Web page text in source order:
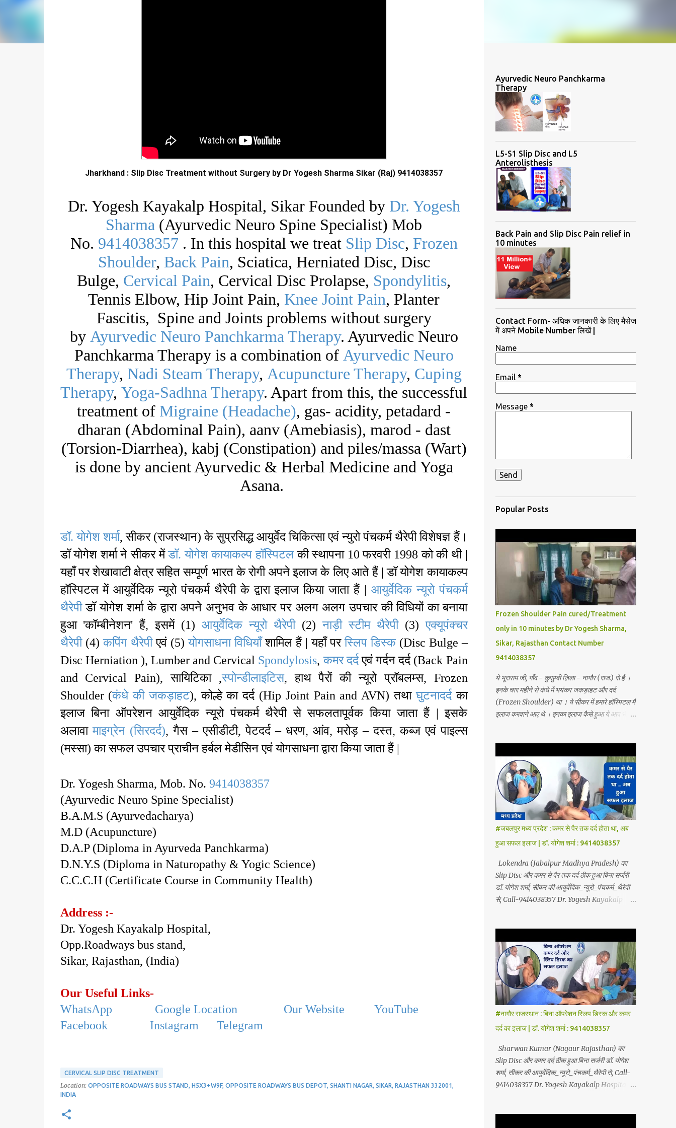
Jharkhand : Slip Disc Treatment without Surgery by Dr Yogesh Sharma Sikar (Raj) 9414038357
Dr. Yogesh Kayakalp Hospital, Sikar Founded by Dr. Yogesh
Sharma (Ayurvedic Neuro Spine Specialist) Mob
No. 9414038357 . In this hospital we treat Slip Disc, Frozen
Shoulder, Back Pain, Sciatica, Herniated Disc, Disc
Bulge, Cervical Pain, Cervical Disc Prolapse, Spondylitis,
Tennis Elbow, Hip Joint Pain, Knee Joint Pain, Planter
Fascitis, Spine and Joints problems without surgery
by Ayurvedic Neuro Panchkarma Therapy. Ayurvedic Neuro
Panchkarma Therapy is a combination of Ayurvedic Neuro
Therapy, Nadi Steam Therapy, Acupuncture Therapy, Cuping
Therapy, Yoga-Sadhna Therapy. Apart from this, the successful
treatment of Migraine (Headache), gas- acidity, petadard -
dharan (Abdominal Pain), aanv (Amebiasis), marod - dast
(Torsion-Diarrhea), kabj (Constipation) and piles/massa (Wart)
is done by ancient Ayurvedic & Herbal Medicine and Yoga
Asana.
डॉ. योगेश शर्मा, सीकर (राजस्थान) के सुप्रसिद्ध आयुर्वेद चिकित्सा एवं न्युरो पंचकर्म थैरेपी विशेषज्ञ हैं।
डॉ योगेश शर्मा ने सीकर मेंडॉ. योगेश कायाकल्प हॉस्पिटल की स्थापना 10 फरवरी 1998 को की थी |
यहाँ पर शेखावाटी क्षेत्र सहित सम्पूर्ण भारत के रोगी अपने इलाज के लिए आते हैं | डॉ योगेश कायाकल्प
हॉस्पिटल में आयुर्वेदिक न्यूरो पंचकर्म थैरेपी के द्वारा इलाज किया जाता हैं | आयुर्वेदिक न्यूरो पंचकर्म
थैरेपीडॉ योगेश शर्मा के द्वारा अपने अनुभव के आधार पर अलग अलग उपचार की विधियों का बनाया
हुआ 'कॉम्बीनेशन' हैं, इसमें (1)आयुर्वेदिक न्यूरो थैरेपी(2)नाड़ी स्टीम थैरेपी(3)एक्यूपंक्चर
थैरेपी(4)कपिंग थैरेपीएवं (5)योगसाधना विधियाँशामिल हैं | यहाँ परस्लिप डिस्क(Disc Bulge –
Disc Herniation ), Lumber and Cervical Spondylosis,कमरदर्द एवं गर्दन दर्द (Back Pain
and Cervical Pain), सायिटिका ,स्पोन्डीलाइटिस, हाथ पैरों की न्यूरो प्रॉबलम्स, Frozen
Shoulder (कंधे की जकड़ाहट), कोल्हे का दर्द (Hip Joint Pain and AVN) तथाघुटनादर्दका
इलाज बिना ऑपरेशन आयुर्वेदिक न्यूरो पंचकर्म थैरेपी से सफलतापूर्वक किया जाता हैं | इसके
अलावामाइग्रेन (सिरदर्द), गैस – एसीडीटी, पेटदर्द – धरण, आंव, मरोड़ – दस्त, कब्ज एवं पाइल्स
(मस्सा) का सफल उपचार प्राचीन हर्बल मेडीसिन एवं योगसाधना द्वारा किया जाता हैं |
Dr. Yogesh Sharma, Mob. No. 9414038357
(Ayurvedic Neuro Spine Specialist)
B.A.M.S (Ayurvedacharya)
M.D (Acupuncture)
D.A.P (Diploma in Ayurveda Panchkarma)
D.N.Y.S (Diploma in Naturopathy & Yogic Science)
C.C.C.H (Certificate Course in Community Health)
Address :-
Dr. Yogesh Kayakalp Hospital,
Opp.Roadways bus stand,
Sikar, Rajasthan, (India)
Our Useful Links-
WhatsApp
Google Location Our Website
YouTube
Facebook
Instagram Telegram
CERVICAL SLIP DISC TREATMENT
Location: OPPOSITE ROADWAYS BUS STAND, H5X3+W9F, OPPOSITE ROADWAYS BUS DEPOT, SHANTI NAGAR, SIKAR, RAJASTHAN 332001,
INDIA
Ayurvedic Neuro Panchkarma
Therapy
L5-S1 Slip Disc and L5
Anterolisthesis
Back Pain and Slip Disc Pain relief in
10 minutes
Contact Form- अधिक जानकारी के लिए मैसेज
में अपने Mobile Number लिखें |
Name
Email *
Message *
Popular Posts
Frozen Shoulder Pain cured/Treatment
only in 10 minutes by Dr Yogesh Sharma,
Sikar, Rajasthan Contact Number
9414038357
ये भूराराम जी, गाँव - कुसुम्बी ज़िला - नागौर (राज.) से हैं ।
इनके चार महीने से कंधे में भयंकर जकड़ाहट और दर्द
(Frozen Shoulder) था । ये सीकर में हमारे हॉस्पिटल मैं
इलाज करवाने आए थे । इनका इलाज कैसे हुआ ये आप भी
(Ayurvedic Neuro Spine Specialist) Mob No.
9414038357 . In this hospital we treat Slip
Disc, Frozen Shoulder, Back Pain, Sciatica,
Herniated Disc, Disc Bulge, Cervical Pain,
Cervical Disk Prolapse, Spondylitis, Tennis
Elbow, Hip Joint Pain, Knee Joint Pain,
Planter Fascitis, Spine and Joints problems
without surgery by Ayurvedic Neuro
Panchkarma Therapy. Ayurvedic Neuro
Panchkarma Therapy is a combination of
Ayurvedic Neuro Therapy, Nadi Steam
Therapy, Acupuncture Therapy, Cuping
(headache), gas- acidity, petadard - dharan
(stomach ache-humus), aanv (amoeba),
marod - dast (to...
#जबलपुर मध्य प्रदेश : कमर से पैर तक दर्द होता था, अब
हुआ सफल इलाज | डॉ. योगेश शर्मा : 9414038357
Lokendra (Jabalpur Madhya Pradesh) का
Slip Disc और कमर से पैर तक दर्द ठीक हुआ बिना सर्जरी
डॉ. योगेश शर्मा, सीकर की आयुर्वेदिक_न्यूरो_पंचकर्म_थैरेपी
से, Call-9414038357 Dr. Yogesh Kayakalp
treat Slip Disc , Frozen Shoulder , Back Pain
, Sciatica, Herniated Disc, Disc Bulge,
Cervical Pain , Cervical Disc Prolapse,
Spondylitis , Tennis Elbow, Hip Joint Pain,
Knee Joint Pain , Planter Fascitis, Spine and
Joints problems without surgery by
Ayurvedic Neuro Panchkarma Therapy is a
combination of Ayurvedic Neuro Therapy ,
Nadi Steam Therapy , Acupuncture Therapy
, Cuping Therapy , Yoga-Sadhna Therapy .
Apart from this, the successful treatment of
#नागौर राजस्थान : बिना ऑपरेशन स्लिप डिस्क और कमर
दर्द का इलाज | डॉ. योगेश शर्मा : 9414038357
Sharwan Kumar (Nagaur Rajasthan) का
Slip Disc और कमर दर्द ठीक हुआ बिना सर्जरी डॉ. योगेश
शर्मा, सीकर की आयुर्वेदिक_न्यूरो_पंचकर्म_थैरेपी से, Call-
9414038357 Dr. Yogesh Kayakalp Hospital,